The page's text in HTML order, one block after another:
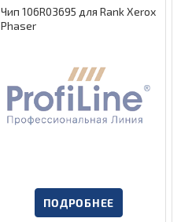
Чип 106R03695 для Rank Xerox
Phaser
ПОДРОБНЕЕ